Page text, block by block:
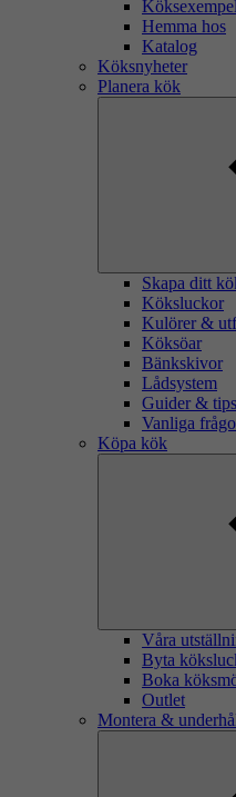
Köksexempel
Hemma hos
Katalog
Köksnyheter
Planera kök
Skapa ditt
Köksluckor
Kulörer &
Köksöar
Bänkskivor
Lådsystem
Guider & tips
Vanliga
Köpa kök
Våra
Byta
Boka
Outlet
Montera &